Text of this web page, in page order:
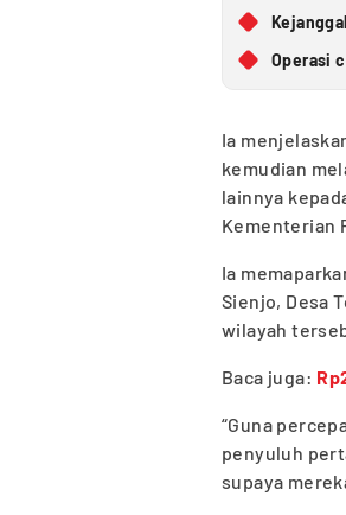
Operasi
Ia
kemudian
lainnya
Kementerian
Ia
Sienjo, Desa
wilayah
Baca juga:
“Guna
penyuluh
supaya